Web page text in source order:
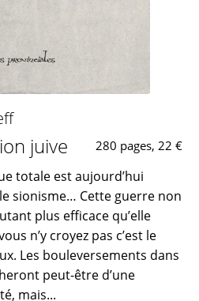
juive 280 pages, 22 €
totale est aujourd’hui
sionisme… Cette guerre non
plus efficace qu’elle
n’y croyez pas c’est le
Les bouleversements dans
peut-être d’une
mais...